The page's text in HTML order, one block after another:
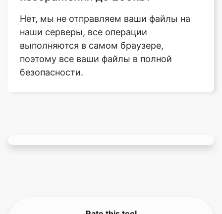
выполняются в самом браузере,
поэтому все ваши файлы в полной
безопасности.